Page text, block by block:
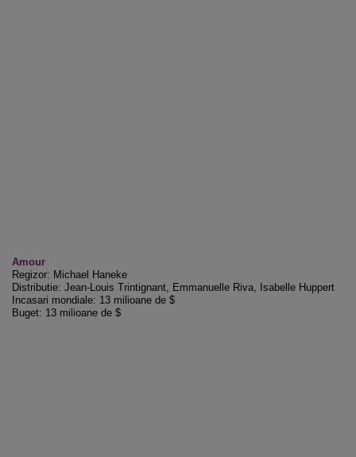
Amour
Regizor: Michael Haneke
Distributie: Jean-Louis Trintignant, Emmanuelle Riva, Isabelle Huppert
Incasari mondiale: 13 milioane de $
Buget: 13 milioane de $